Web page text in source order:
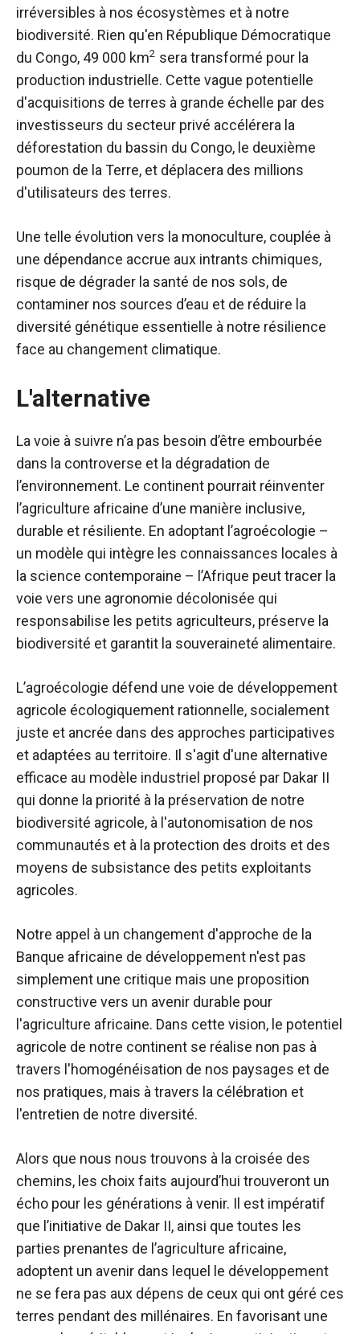
irréversibles à nos écosystèmes et à notre
biodiversité. Rien qu'en République Démocratique
du Congo, 49 000 km2 sera transformé pour la
production industrielle. Cette vague potentielle
d'acquisitions de terres à grande échelle par des
investisseurs du secteur privé accélérera la
déforestation du bassin du Congo, le deuxième
poumon de la Terre, et déplacera des millions
d'utilisateurs des terres.
Une telle évolution vers la monoculture, couplée à
une dépendance accrue aux intrants chimiques,
risque de dégrader la santé de nos sols, de
contaminer nos sources d’eau et de réduire la
diversité génétique essentielle à notre résilience
face au changement climatique.
L'alternative
La voie à suivre n’a pas besoin d’être embourbée
dans la controverse et la dégradation de
l’environnement. Le continent pourrait réinventer
l’agriculture africaine d’une manière inclusive,
durable et résiliente. En adoptant l’agroécologie –
un modèle qui intègre les connaissances locales à
la science contemporaine – l’Afrique peut tracer la
voie vers une agronomie décolonisée qui
responsabilise les petits agriculteurs, préserve la
biodiversité et garantit la souveraineté alimentaire.
L’agroécologie défend une voie de développement
agricole écologiquement rationnelle, socialement
juste et ancrée dans des approches participatives
et adaptées au territoire. Il s'agit d'une alternative
efficace au modèle industriel proposé par Dakar II
qui donne la priorité à la préservation de notre
biodiversité agricole, à l'autonomisation de nos
communautés et à la protection des droits et des
moyens de subsistance des petits exploitants
agricoles.
Notre appel à un changement d'approche de la
Banque africaine de développement n'est pas
simplement une critique mais une proposition
constructive vers un avenir durable pour
l'agriculture africaine. Dans cette vision, le potentiel
agricole de notre continent se réalise non pas à
travers l'homogénéisation de nos paysages et de
nos pratiques, mais à travers la célébration et
l'entretien de notre diversité.
Alors que nous nous trouvons à la croisée des
chemins, les choix faits aujourd’hui trouveront un
écho pour les générations à venir. Il est impératif
que l’initiative de Dakar II, ainsi que toutes les
parties prenantes de l’agriculture africaine,
adoptent un avenir dans lequel le développement
ne se fera pas aux dépens de ceux qui ont géré ces
terres pendant des millénaires. En favorisant une